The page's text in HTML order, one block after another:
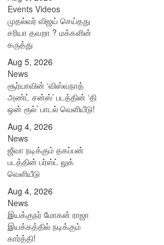
Events Videos
முதல்வர் விஜய் செய்தது
சரியா தவறா ? மக்களின்
கருத்து
Aug 5, 2026
News
சூர்யாவின் ‘விஸ்வநாத்
அண்ட் சன்ஸ்’ படத்தின் ‘தி
ஒன் ரூல்’ பாடல் வெளியீடு!
Aug 4, 2026
News
ஜீவா நடிக்கும் தகப்பன்
படத்தின் பர்ஸ்ட் லுக்
வெளியீடு
Aug 4, 2026
News
இயக்குநர் மோகன் ராஜா
இயக்கத்தில் நடிக்கும்
கார்த்தி!